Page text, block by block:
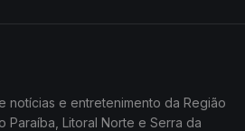
notícias e entretenimento da Região
Paraíba, Litoral Norte e Serra da